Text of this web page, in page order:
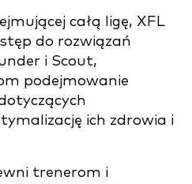
całą ligę, XFL
do rozwiązań
i Scout,
podejmowanie
ich zdrowia i
trenerom i